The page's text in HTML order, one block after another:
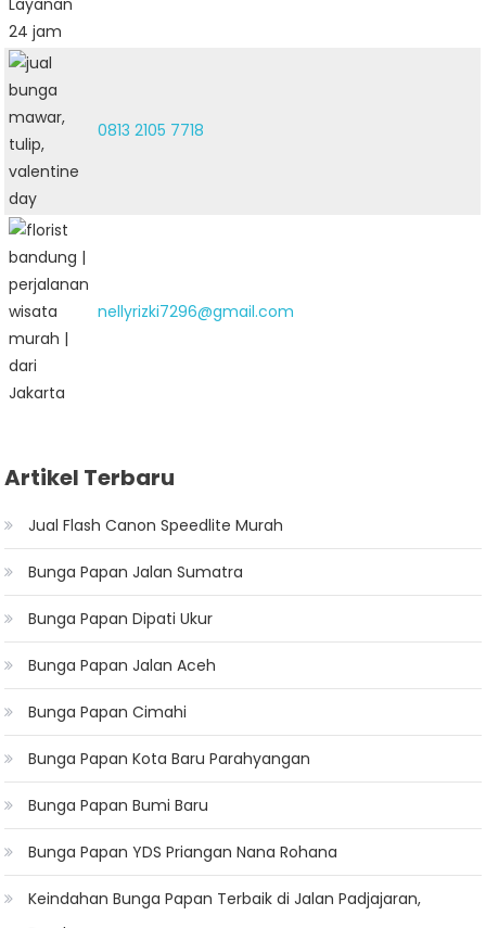
0813 2105 7718
nellyrizki7296@gmail.com
Artikel Terbaru
Jual Flash Canon Speedlite Murah
Bunga Papan Jalan Sumatra
Bunga Papan Dipati Ukur
Bunga Papan Jalan Aceh
Bunga Papan Cimahi
Bunga Papan Kota Baru Parahyangan
Bunga Papan Bumi Baru
Bunga Papan YDS Priangan Nana Rohana
Keindahan Bunga Papan Terbaik di Jalan Padjajaran,